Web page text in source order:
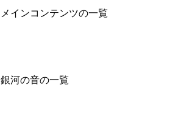
メインコンテンツの一覧
銀河の音の一覧